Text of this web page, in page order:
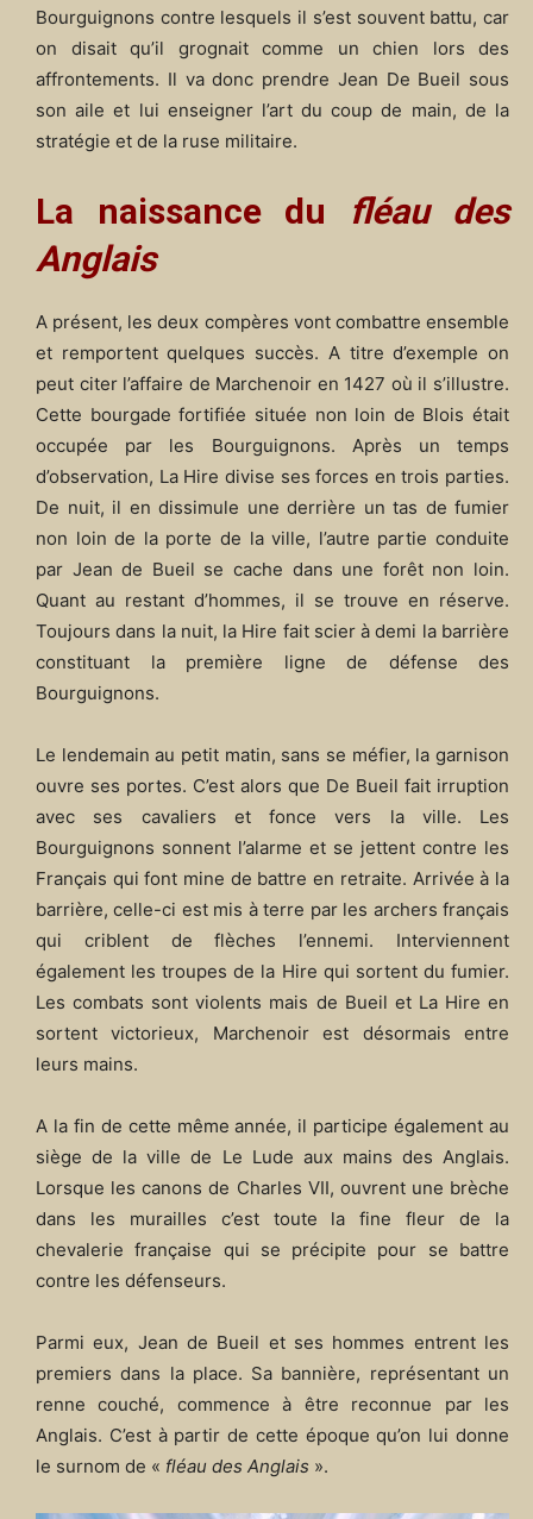
Bourguignons contre lesquels il s’est souvent battu, car
on disait qu’il grognait comme un chien lors des
affrontements. Il va donc prendre Jean De Bueil sous
son aile et lui enseigner l’art du coup de main, de la
stratégie et de la ruse militaire.
La naissance du fléau des
Anglais
A présent, les deux compères vont combattre ensemble
et remportent quelques succès. A titre d’exemple on
peut citer l’affaire de Marchenoir en 1427 où il s’illustre.
Cette bourgade fortifiée située non loin de Blois était
occupée par les Bourguignons. Après un temps
d’observation, La Hire divise ses forces en trois parties.
De nuit, il en dissimule une derrière un tas de fumier
non loin de la porte de la ville, l’autre partie conduite
par Jean de Bueil se cache dans une forêt non loin.
Quant au restant d’hommes, il se trouve en réserve.
Toujours dans la nuit, la Hire fait scier à demi la barrière
constituant la première ligne de défense des
Bourguignons.
Le lendemain au petit matin, sans se méfier, la garnison
ouvre ses portes. C’est alors que De Bueil fait irruption
avec ses cavaliers et fonce vers la ville. Les
Bourguignons sonnent l’alarme et se jettent contre les
Français qui font mine de battre en retraite. Arrivée à la
barrière, celle-ci est mis à terre par les archers français
qui criblent de flèches l’ennemi. Interviennent
également les troupes de la Hire qui sortent du fumier.
Les combats sont violents mais de Bueil et La Hire en
sortent victorieux, Marchenoir est désormais entre
leurs mains.
A la fin de cette même année, il participe également au
siège de la ville de Le Lude aux mains des Anglais.
Lorsque les canons de Charles VII, ouvrent une brèche
dans les murailles c’est toute la fine fleur de la
chevalerie française qui se précipite pour se battre
contre les défenseurs.
Parmi eux, Jean de Bueil et ses hommes entrent les
premiers dans la place. Sa bannière, représentant un
renne couché, commence à être reconnue par les
Anglais. C’est à partir de cette époque qu’on lui donne
le surnom de « fléau des Anglais ».